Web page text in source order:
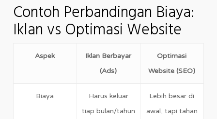
Contoh Perbandingan Biaya:
Iklan vs Optimasi Website
Aspek
Iklan Berbayar
(Ads)
Optimasi
Website (SEO)
Biaya
Harus keluar
tiap bulan/tahun
Lebih besar di
awal, tapi tahan